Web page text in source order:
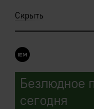
Скрыть
Безлюдное
сегодня